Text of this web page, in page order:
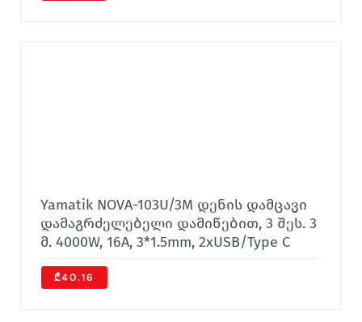
Yamatik NOVA-103U/3M დენის დამცავი
დამაგრძელებელი დამიწებით, 3 შეს. 3
მ. 4000W, 16A, 3*1.5mm, 2xUSB/Type C
₾40.16